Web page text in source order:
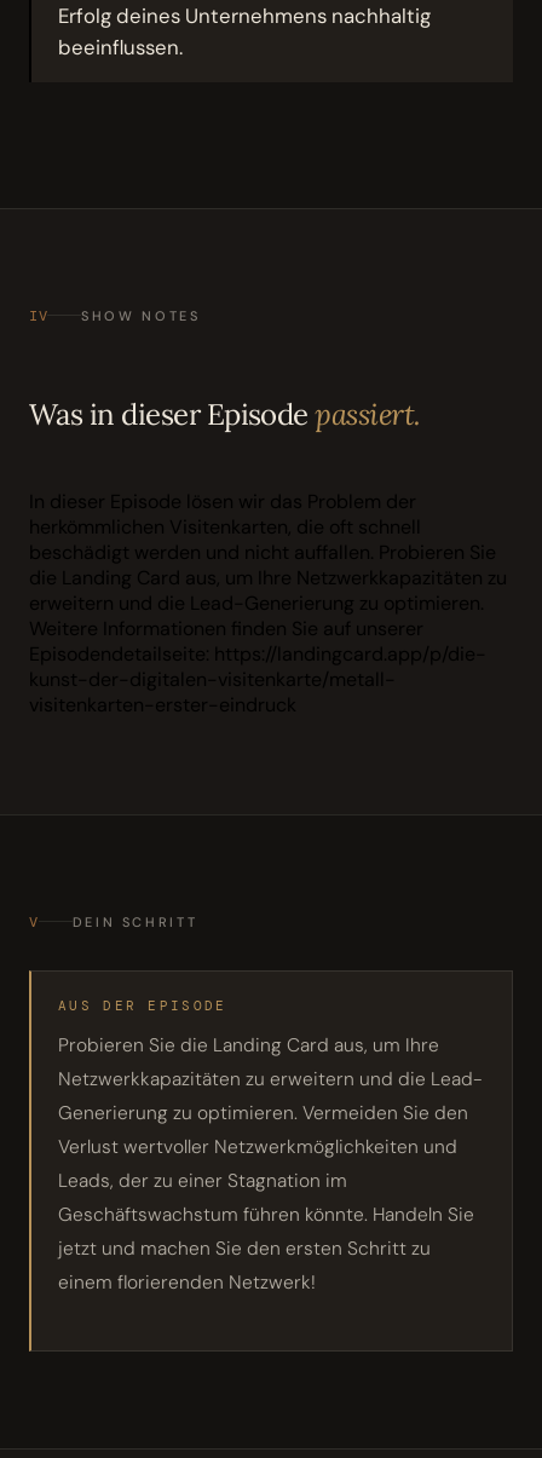
Erfolg deines Unternehmens nachhaltig
beeinflussen.
IV SHOW NOTES
Was in dieser Episodepassiert.
In dieser Episode lösen wir das Problem der
herkömmlichen Visitenkarten, die oft schnell
beschädigt werden und nicht auffallen. Probieren Sie
die Landing Card aus, um Ihre Netzwerkkapazitäten zu
erweitern und die Lead-Generierung zu optimieren.
Weitere Informationen finden Sie auf unserer
Episodendetailseite: https://landingcard.app/p/die-
kunst-der-digitalen-visitenkarte/metall-
visitenkarten-erster-eindruck
V DEIN SCHRITT
AUS DER EPISODE
Probieren Sie die Landing Card aus, um Ihre
Netzwerkkapazitäten zu erweitern und die Lead-
Generierung zu optimieren. Vermeiden Sie den
Verlust wertvoller Netzwerkmöglichkeiten und
Leads, der zu einer Stagnation im
Geschäftswachstum führen könnte. Handeln Sie
jetzt und machen Sie den ersten Schritt zu
einem florierenden Netzwerk!